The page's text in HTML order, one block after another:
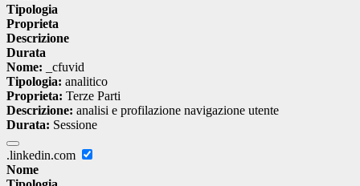
Tipologia
Proprieta
Descrizione
Durata
Nome: _cfuvid
Tipologia: analitico
Proprieta: Terze Parti
Descrizione: analisi e profilazione navigazione utente
Durata: Sessione
.linkedin.com
Nome